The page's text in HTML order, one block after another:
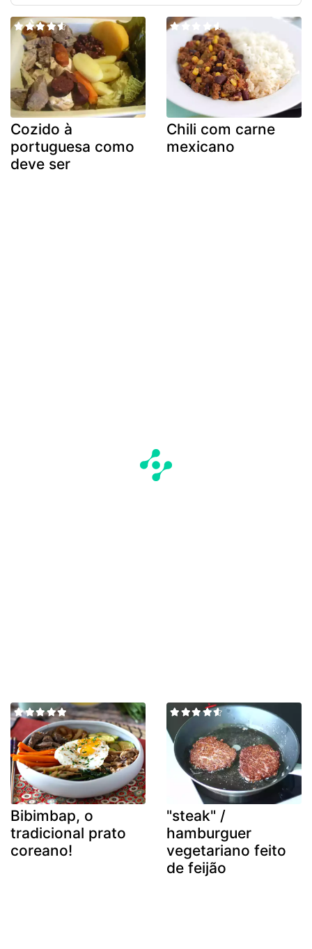
Cozido à
portuguesa como
deve ser
Chili com carne
mexicano
Bibimbap, o
tradicional prato
coreano!
"steak" /
hamburguer
vegetariano feito
de feijão